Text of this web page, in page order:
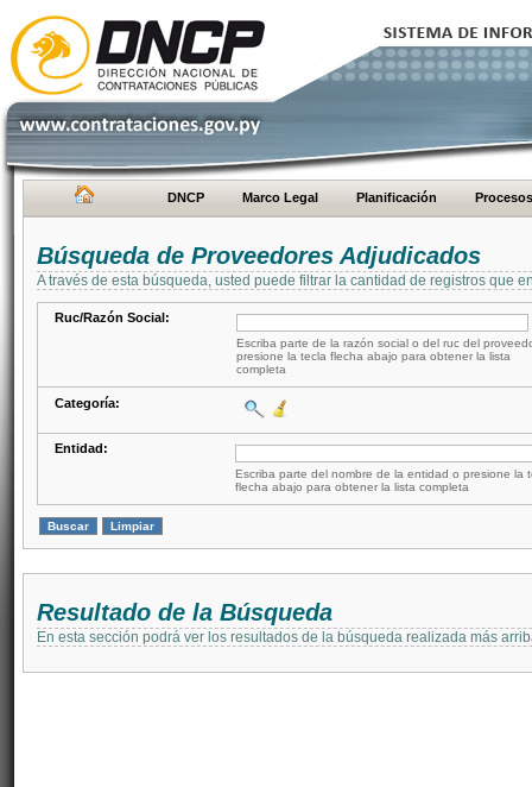
DNCP Marco Legal Planificación Procesos
Búsqueda de Proveedores Adjudicados
A través de esta búsqueda, usted puede filtrar la cantidad de registros que
Ruc/Razón Social:
Escriba parte de la razón social o del ruc del
presione la tecla flecha abajo para obtener la lista
completa
Categoría:
Entidad:
Escriba parte del nombre de la entidad o presione la
flecha abajo para obtener la lista completa
Resultado de la Búsqueda
En esta sección podrá ver los resultados de la búsqueda realizada más